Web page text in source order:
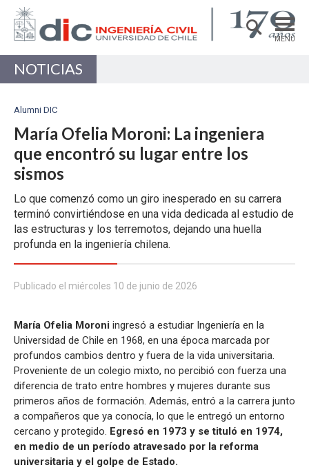
MENÚ
PREGRADO
POSTGRADO
EXTENSIÓN
Estructuras, Construcción y Geotecnia
Recursos Hídricos y Medio Ambiente
NOTICIAS
Alumni DIC
María Ofelia Moroni: La ingeniera
que encontró su lugar entre los
sismos
Lo que comenzó como un giro inesperado en su carrera
terminó convirtiéndose en una vida dedicada al estudio de
las estructuras y los terremotos, dejando una huella
profunda en la ingeniería chilena.
Publicado el miércoles 10 de junio de 2026
María Ofelia Moroni ingresó a estudiar Ingeniería en la
Universidad de Chile en 1968, en una época marcada por
profundos cambios dentro y fuera de la vida universitaria.
Proveniente de un colegio mixto, no percibió con fuerza una
diferencia de trato entre hombres y mujeres durante sus
primeros años de formación. Además, entró a la carrera junto
a compañeros que ya conocía, lo que le entregó un entorno
cercano y protegido. Egresó en 1973 y se tituló en 1974,
en medio de un período atravesado por la reforma
universitaria y el golpe de Estado.